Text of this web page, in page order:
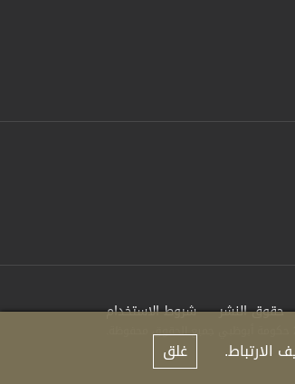
حقوق النشر شروط الاستخدام
الارتباط. غلق